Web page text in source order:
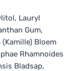
Lauryl
Gum,
Bloem
Rhamnoides
Bladsap,